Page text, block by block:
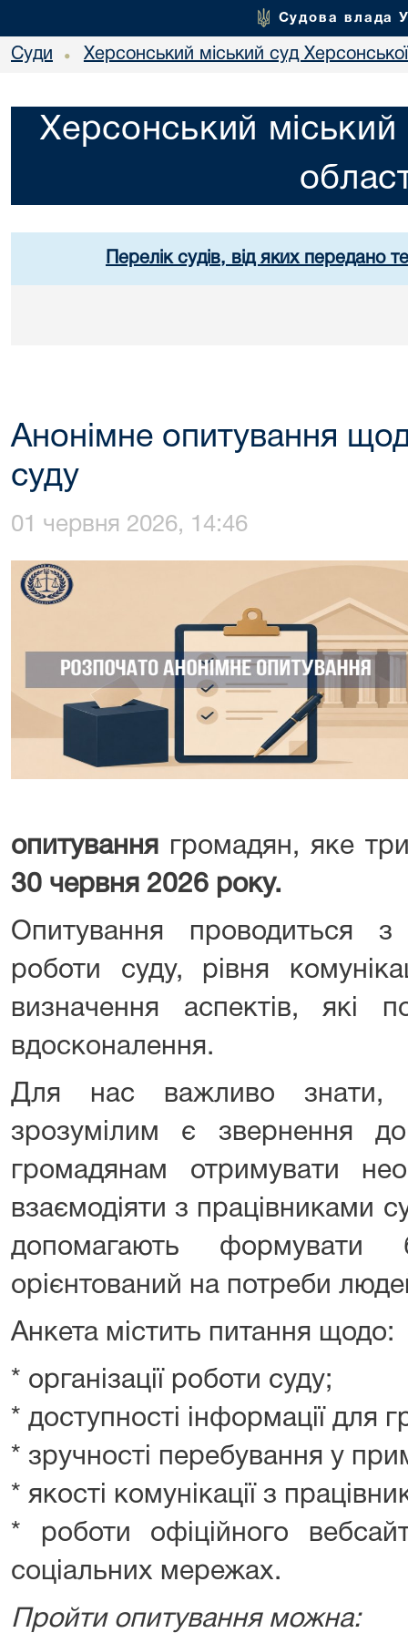
Судова влада
Суди • Херсонський міський суд Херсонської
Херсонський міський
Перелік судів, від яких передано
Анонімне опитування
суду
01 червня 2026, 14:46
опитування
громадян, яке
30 червня 2026 року.
Опитування проводиться
роботи суду, рівня
визначення аспектів, які
вдосконалення.
Для нас важливо знати,
зрозумілим є звернення
громадянам отримувати
взаємодіяти з працівниками
допомагають формувати
орієнтований на потреби
Анкета містить питання щодо:
* організації роботи суду;
* доступності інформації для
* зручності перебування у
* якості комунікації з
* роботи офіційного
соціальних мережах.
Пройти опитування можна: